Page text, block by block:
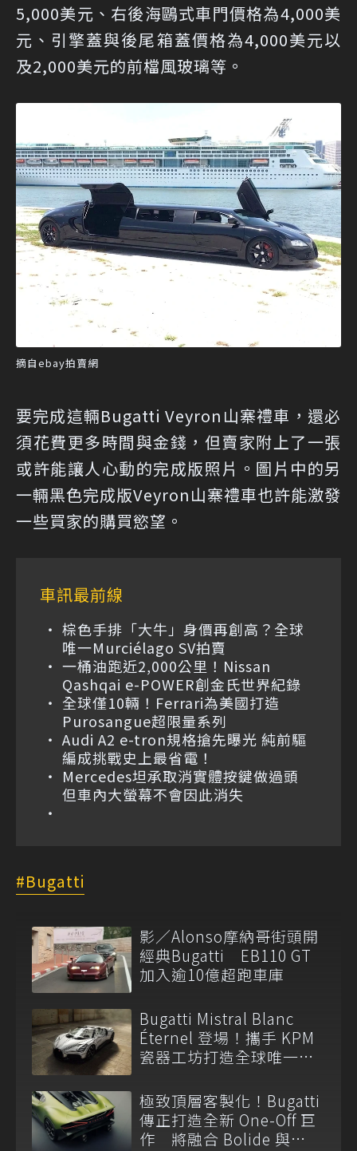
5,000美元、右後海鷗式車門價格為4,000美
元、引擎蓋與後尾箱蓋價格為4,000美元以
及2,000美元的前檔風玻璃等。
摘自ebay拍賣網
要完成這輛Bugatti Veyron山寨禮車，還必
須花費更多時間與金錢，但賣家附上了一張
或許能讓人心動的完成版照片。圖片中的另
一輛黑色完成版Veyron山寨禮車也許能激發
一些買家的購買慾望。
車訊最前線
棕色手排「大牛」身價再創高？全球
唯一Murciélago SV拍賣
一桶油跑近2,000公里！Nissan
Qashqai e-POWER創金氏世界紀錄
全球僅10輛！Ferrari為美國打造
Purosangue超限量系列
Audi A2 e-tron規格搶先曝光 純前驅
編成挑戰史上最省電！
Mercedes坦承取消實體按鍵做過頭
但車內大螢幕不會因此消失
Bugatti
影／Alonso摩納哥街頭開
經典Bugatti EB110 GT
加入逾10億超跑車庫
Bugatti Mistral Blanc
Éternel 登場！攜手 KPM
瓷器工坊打造全球唯一
極致頂層客製化！Bugatti
傳正打造全新 One-Off 巨
作 將融合 Bolide 與